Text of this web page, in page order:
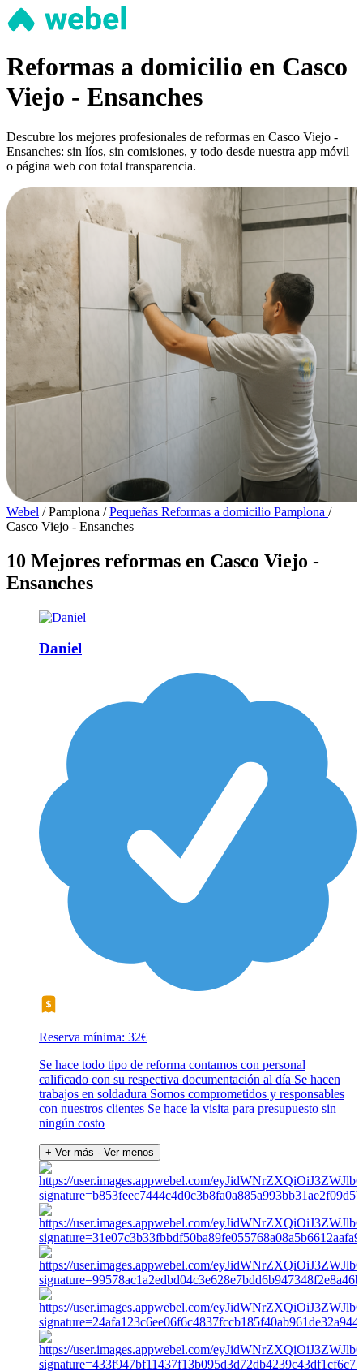
Reformas a domicilio en Casco
Viejo - Ensanches
Descubre los mejores profesionales de reformas en Casco Viejo -
Ensanches: sin líos, sin comisiones, y todo desde nuestra app móvil
o página web con total transparencia.
Webel / Pamplona / Pequeñas Reformas a domicilio Pamplona /
Casco Viejo - Ensanches
10 Mejores reformas en Casco Viejo -
Ensanches
Daniel
Reserva mínima: 32€
Se hace todo tipo de reforma contamos con personal
calificado con su respectiva documentación al día Se hacen
trabajos en soldadura Somos comprometidos y responsables
con nuestros clientes Se hace la visita para presupuesto sin
ningún costo
+ Ver más - Ver menos